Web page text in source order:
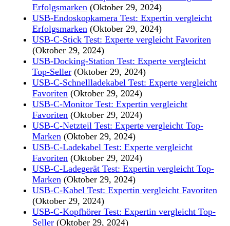
Erfolgsmarken (Oktober 29, 2024)
USB-Endoskopkamera Test: Expertin vergleicht
Erfolgsmarken (Oktober 29, 2024)
USB-C-Stick Test: Experte vergleicht Favoriten
(Oktober 29, 2024)
USB-Docking-Station Test: Experte vergleicht
Top-Seller (Oktober 29, 2024)
USB-C-Schnellladekabel Test: Experte vergleicht
Favoriten (Oktober 29, 2024)
USB-C-Monitor Test: Expertin vergleicht
Favoriten (Oktober 29, 2024)
USB-C-Netzteil Test: Experte vergleicht Top-
Marken (Oktober 29, 2024)
USB-C-Ladekabel Test: Experte vergleicht
Favoriten (Oktober 29, 2024)
USB-C-Ladegerät Test: Expertin vergleicht Top-
Marken (Oktober 29, 2024)
USB-C-Kabel Test: Expertin vergleicht Favoriten
(Oktober 29, 2024)
USB-C-Kopfhörer Test: Expertin vergleicht Top-
Seller (Oktober 29, 2024)